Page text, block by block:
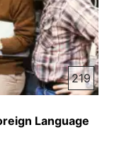
219
Language